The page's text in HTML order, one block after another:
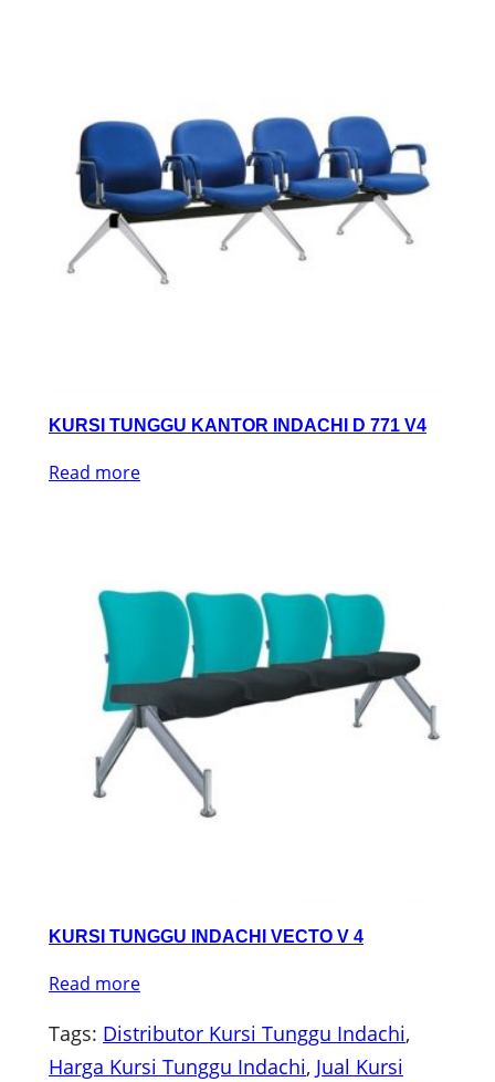
KURSI TUNGGU KANTOR INDACHI D 771 V4
Read more
KURSI TUNGGU INDACHI VECTO V 4
Read more
Tags: Distributor Kursi Tunggu Indachi
Harga Kursi Tunggu Indachi, Jual Kursi